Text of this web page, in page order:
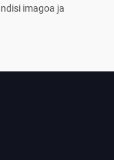
imagoa ja